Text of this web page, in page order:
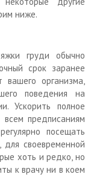
ниже.
груди обычно
срок заранее
организма,
поведения на
Ускорить полное
предписаниям
посещать
для своевременной
хоть и редко, но
к врачу ни в коем